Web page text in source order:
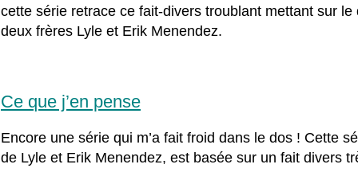
cette série retrace ce fait-divers troublant mettant sur
deux frères Lyle et Erik Menendez.
Ce que j’en pense
Encore une série qui m’a fait froid dans le dos ! Cette
de Lyle et Erik Menendez, est basée sur un fait divers